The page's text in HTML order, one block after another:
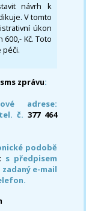
návrh k
V tomto
úkon
Kč. Toto
péči.
zprávu:
adrese:
č. 377 464
podobě
s předpisem
e-mail